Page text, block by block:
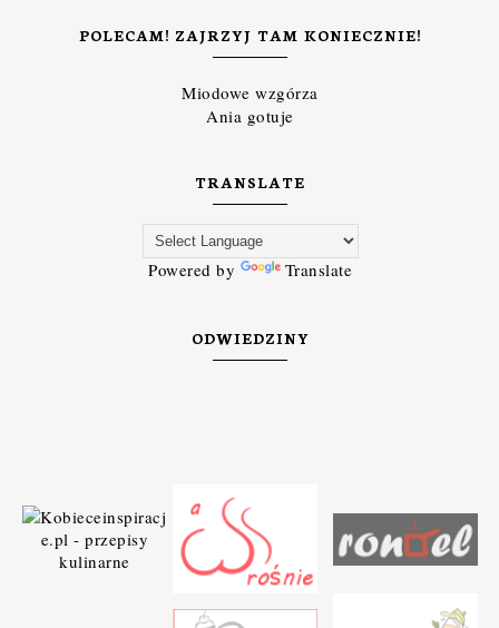
POLECAM! ZAJRZYJ TAM KONIECZNIE!
Miodowe wzgórza
Ania gotuje
TRANSLATE
Powered by Translate
ODWIEDZINY